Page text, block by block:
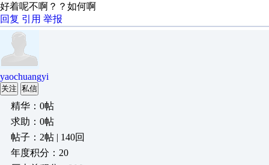
好着呢不啊？？如何啊
回复 引用 举报
yaochuangyi
关注 私信
精华：0帖
求助：0帖
帖子：2帖 | 140回
年度积分：20